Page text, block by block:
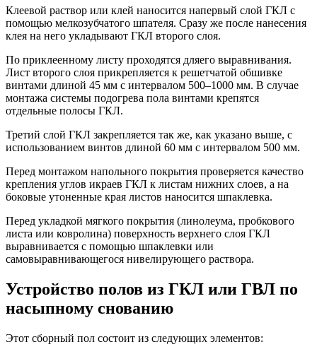
Клеевой раствор или клей наносится напервый слой ГКЛ с
помощью мелкозубчатого шпателя. Сразу же после нанесения
клея на него укладывают ГКЛ второго слоя.
По приклеенному листу проходятся дляего выравнивания.
Лист второго слоя прикрепляется к решетчатой обшивке
винтами длиной 45 мм с интервалом 500–1000 мм. В случае
монтажа системы подогрева пола винтами крепятся
отдельные полосы ГКЛ.
Третий слой ГКЛ закрепляется так же, как указано выше, с
использованием винтов длиной 60 мм с интервалом 500 мм.
Перед монтажом напольного покрытия проверяется качество
крепления углов икраев ГКЛ к листам нижних слоев, а на
боковые утоненные края листов наносится шпаклевка.
Перед укладкой мягкого покрытия (линолеума, пробкового
листа или ковролина) поверхность верхнего слоя ГКЛ
выравнивается с помощью шпаклевки или
самовыравнивающегося нивелирующего раствора.
Устройство полов из ГКЛ или ГВЛ по
насыпному снованию
Этот сборный пол состоит из следующих элементов: